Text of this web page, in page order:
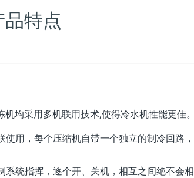
特点
均采用多机联用技术,使得冷水机性能更佳。
使用，每个压缩机自带一个独立的制冷回路
系统指挥，逐个开、关机，相互之间绝不会